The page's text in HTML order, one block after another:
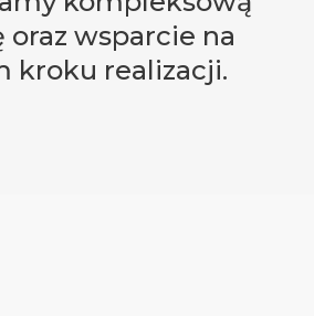
oraz wsparcie na
kroku realizacji.